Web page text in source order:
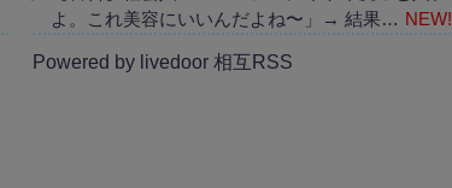
よ。これ美容にいいんだよね〜」→ 結果… NEW!
Powered by livedoor 相互RSS